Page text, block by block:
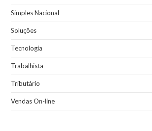
Simples Nacional
Soluções
Tecnologia
Trabalhista
Tributário
Vendas On-line